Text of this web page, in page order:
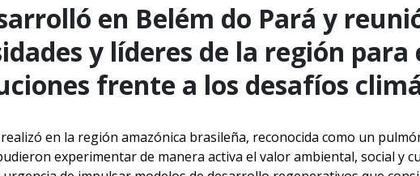
en Belém do Pará y
y líderes de la región
frente a los desafíos
en la región amazónica brasileña, reconocida como un
experimentar de manera activa el valor ambiental, social y